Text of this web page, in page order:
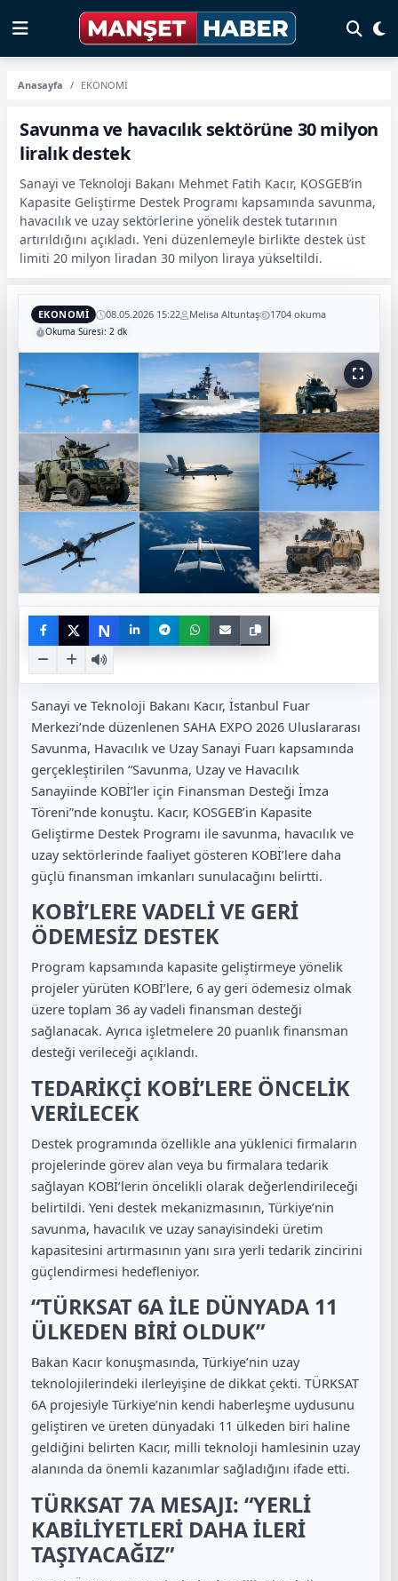
Anasayfa EKONOMİ
Savunma ve havacılık sektörüne 30 milyon
liralık destek
Sanayi ve Teknoloji Bakanı Mehmet Fatih Kacır, KOSGEB’in
Kapasite Geliştirme Destek Programı kapsamında savunma,
havacılık ve uzay sektörlerine yönelik destek tutarının
artırıldığını açıkladı. Yeni düzenlemeyle birlikte destek üst
limiti 20 milyon liradan 30 milyon liraya yükseltildi.
EKONOMİ 08.05.2026 15:22 Melisa Altuntaş 1704 okuma
Okuma Süresi: 2 dk
N
Sanayi ve Teknoloji Bakanı Kacır, İstanbul Fuar
Merkezi’nde düzenlenen SAHA EXPO 2026 Uluslararası
Savunma, Havacılık ve Uzay Sanayi Fuarı kapsamında
gerçekleştirilen “Savunma, Uzay ve Havacılık
Sanayiinde KOBİ’ler için Finansman Desteği İmza
Töreni”nde konuştu. Kacır, KOSGEB’in Kapasite
Geliştirme Destek Programı ile savunma, havacılık ve
uzay sektörlerinde faaliyet gösteren KOBİ’lere daha
güçlü finansman imkanları sunulacağını belirtti.
KOBİ’LERE VADELİ VE GERİ
ÖDEMESİZ DESTEK
Program kapsamında kapasite geliştirmeye yönelik
projeler yürüten KOBİ’lere, 6 ay geri ödemesiz olmak
üzere toplam 36 ay vadeli finansman desteği
sağlanacak. Ayrıca işletmelere 20 puanlık finansman
desteği verileceği açıklandı.
TEDARİKÇİ KOBİ’LERE ÖNCELİK
VERİLECEK
Destek programında özellikle ana yüklenici firmaların
projelerinde görev alan veya bu firmalara tedarik
sağlayan KOBİ’lerin öncelikli olarak değerlendirileceği
belirtildi. Yeni destek mekanizmasının, Türkiye’nin
savunma, havacılık ve uzay sanayisindeki üretim
kapasitesini artırmasının yanı sıra yerli tedarik zincirini
güçlendirmesi hedefleniyor.
“TÜRKSAT 6A İLE DÜNYADA 11
ÜLKEDEN BİRİ OLDUK”
Bakan Kacır konuşmasında, Türkiye’nin uzay
teknolojilerindeki ilerleyişine de dikkat çekti. TÜRKSAT
6A projesiyle Türkiye’nin kendi haberleşme uydusunu
geliştiren ve üreten dünyadaki 11 ülkeden biri haline
geldiğini belirten Kacır, milli teknoloji hamlesinin uzay
alanında da önemli kazanımlar sağladığını ifade etti.
TÜRKSAT 7A MESAJI: “YERLİ
KABİLİYETLERİ DAHA İLERİ
TAŞIYACAĞIZ”